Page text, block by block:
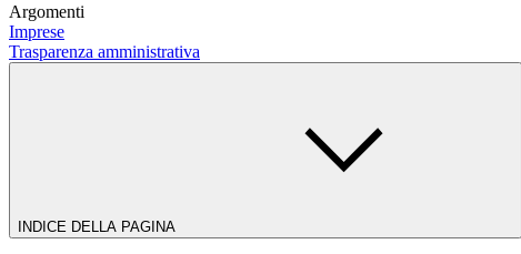
Argomenti
Imprese
Trasparenza amministrativa
INDICE DELLA PAGINA